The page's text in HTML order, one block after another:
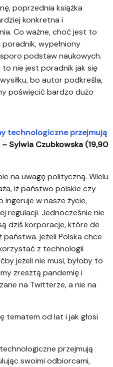
poprzednia książka
konkretna i
Co ważne, choć jest to
wypełniony
podstaw naukowych.
nie jest poradnik jak się
bo autor podkreśla,
poświęcić bardzo dużo
technologiczne przejmują
– Sylwia Czubkowska (19,90
na uwagę polityczną. Wielu
iż państwo polskie czy
ingeruje w nasze życie,
regulacji. Jednocześnie nie
dziś korporacje, które de
państwa. jeżeli Polska chce
z technologii
jeżeli nie musi, byłoby to
zresztą pandemię i
na Twitterze, a nie na
tematem od lat i jak głosi
przejmują
swoimi odbiorcami,